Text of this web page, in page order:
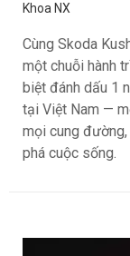
Khoa NX
Cùng Skoda
một chuỗi hành
biệt đánh dấu 1
tại Việt Nam —
mọi cung đường,
phá cuộc sống.